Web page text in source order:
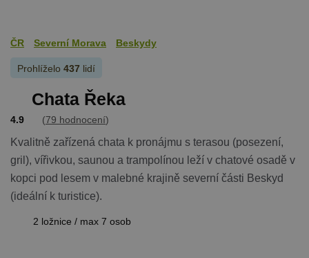
ČR Severní Morava Beskydy
Prohlíželo 437 lidí
Chata Řeka
4.9 (79 hodnocení)
Kvalitně zařízená chata k pronájmu s terasou (posezení,
gril), vířivkou, saunou a trampolínou leží v chatové osadě v
kopci pod lesem v malebné krajině severní části Beskyd
(ideální k turistice).
2 ložnice / max 7 osob